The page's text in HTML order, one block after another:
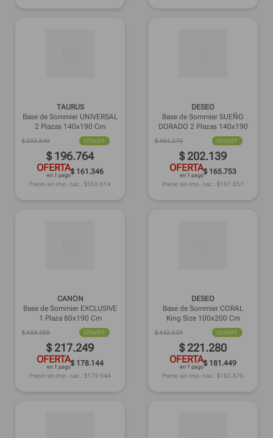
TAURUS
Base de Sommier UNIVERSAL
2 Plazas 140x190 Cm
$393.549 50%OFF
$ 196.764
OFERTA
en 1 pago$ 161.346
Precio sin imp. nac.: $162.614
DESEO
Base de Sommier SUEÑO
DORADO 2 Plazas 140x190
$404.279 50%OFF
$ 202.139
OFERTA
en 1 pago$ 165.753
Precio sin imp. nac.: $167.057
CANON
Base de Sommier EXCLUSIVE
1 Plaza 80x190 Cm
$434.489 50%OFF
$ 217.249
OFERTA
en 1 pago$ 178.144
Precio sin imp. nac.: $179.544
DESEO
Base de Sommier CORAL
King Size 100x200 Cm
$442.539 50%OFF
$ 221.280
OFERTA
en 1 pago$ 181.449
Precio sin imp. nac.: $182.876